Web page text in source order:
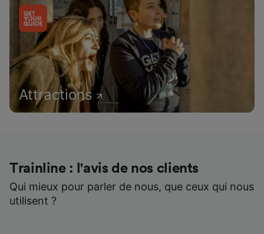
Attractions
Trainline : l'avis de nos clients
Qui mieux pour parler de nous, que ceux qui nous
utilisent ?